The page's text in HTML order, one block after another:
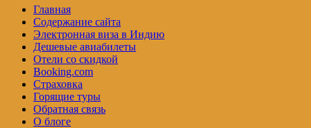
Главная
Содержание сайта
Электронная виза в Индию
Дешевые авиабилеты
Отели со скидкой
Booking.com
Страховка
Горящие туры
Обратная связь
О блоге